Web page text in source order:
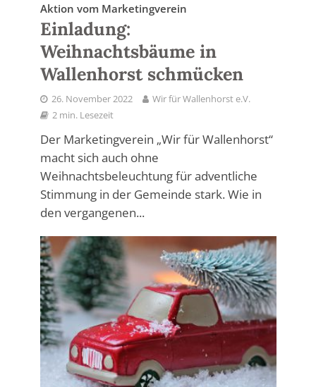
Aktion vom Marketingverein
Einladung:
Weihnachtsbäume in
Wallenhorst schmücken
26. November 2022
Wir für Wallenhorst e.V.
2 min. Lesezeit
Der Marketingverein „Wir für Wallenhorst“
macht sich auch ohne
Weihnachtsbeleuchtung für adventliche
Stimmung in der Gemeinde stark. Wie in
den vergangenen...